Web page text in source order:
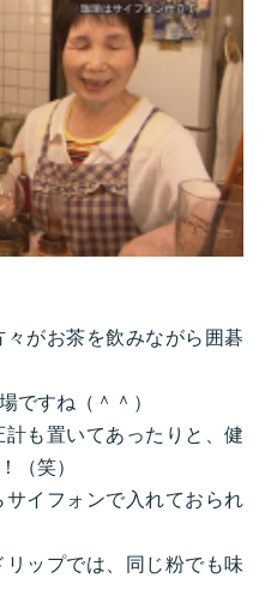
がお茶を飲みながら囲碁
ですね（＾＾）
も置いてあったりと、健
（笑）
イフォンで入れておられ
ップでは、同じ粉でも味